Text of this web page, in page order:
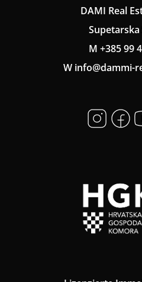
DAMI Real
Supetarska
M +385 99
W info@dammi-